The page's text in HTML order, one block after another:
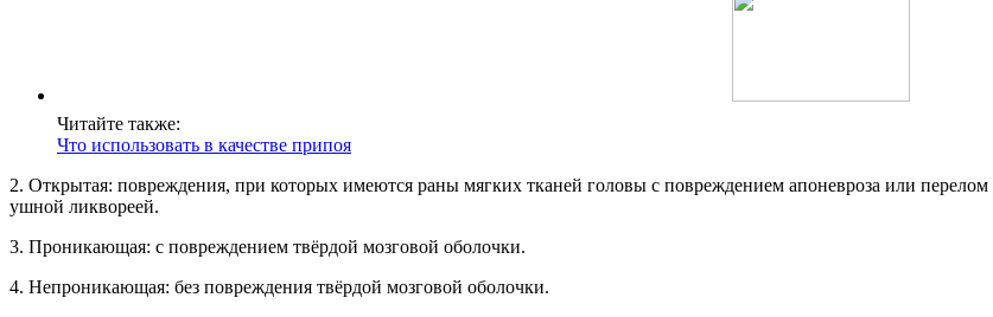
Читайте также:
Что использовать в качестве припоя
2. Открытая: повреждения, при которых имеются раны мягких тканей головы с повреждением апоневроза или
ушной ликвореей.
3. Проникающая: с повреждением твёрдой мозговой оболочки.
4. Непроникающая: без повреждения твёрдой мозговой оболочки.